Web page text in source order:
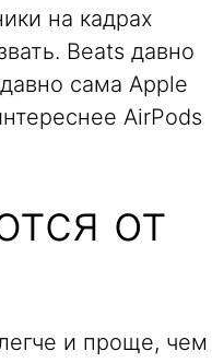
на кадрах
Beats давно
сама Apple
AirPods
от
и проще, чем